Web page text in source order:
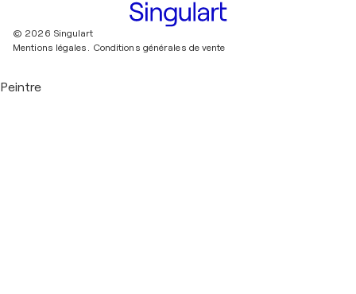
© 2026 Singulart
Mentions légales. Conditions générales de vente
Peintre